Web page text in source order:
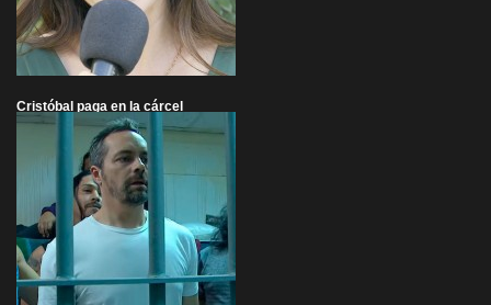
Cristóbal paga en la cárcel